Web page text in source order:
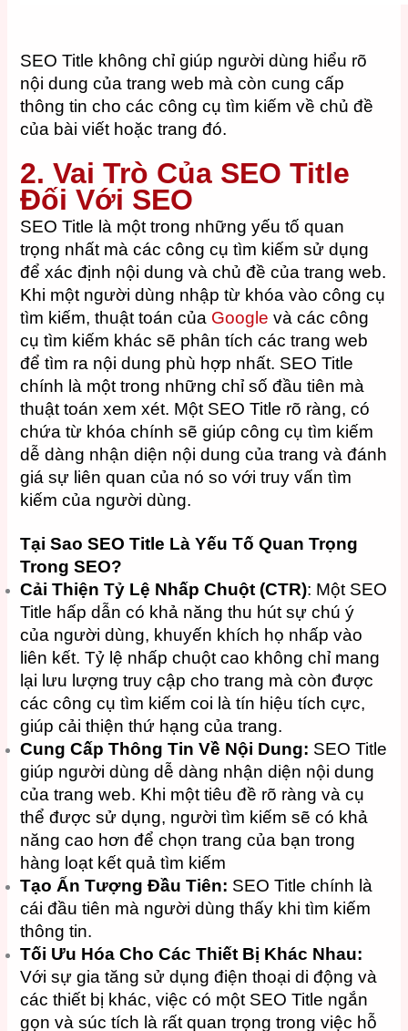
SEO Title không chỉ giúp người dùng hiểu rõ
nội dung của trang web mà còn cung cấp
thông tin cho các công cụ tìm kiếm về chủ đề
của bài viết hoặc trang đó.
2. Vai Trò Của SEO Title
Đối Với SEO
SEO Title là một trong những yếu tố quan
trọng nhất mà các công cụ tìm kiếm sử dụng
để xác định nội dung và chủ đề của trang web.
Khi một người dùng nhập từ khóa vào công cụ
tìm kiếm, thuật toán của Google và các công
cụ tìm kiếm khác sẽ phân tích các trang web
để tìm ra nội dung phù hợp nhất. SEO Title
chính là một trong những chỉ số đầu tiên mà
thuật toán xem xét. Một SEO Title rõ ràng, có
chứa từ khóa chính sẽ giúp công cụ tìm kiếm
dễ dàng nhận diện nội dung của trang và đánh
giá sự liên quan của nó so với truy vấn tìm
kiếm của người dùng.
Tại Sao SEO Title Là Yếu Tố Quan Trọng
Trong SEO?
Cải Thiện Tỷ Lệ Nhấp Chuột (CTR): Một SEO
Title hấp dẫn có khả năng thu hút sự chú ý
của người dùng, khuyến khích họ nhấp vào
liên kết. Tỷ lệ nhấp chuột cao không chỉ mang
lại lưu lượng truy cập cho trang mà còn được
các công cụ tìm kiếm coi là tín hiệu tích cực,
giúp cải thiện thứ hạng của trang.
Cung Cấp Thông Tin Về Nội Dung: SEO Title
giúp người dùng dễ dàng nhận diện nội dung
của trang web. Khi một tiêu đề rõ ràng và cụ
thể được sử dụng, người tìm kiếm sẽ có khả
năng cao hơn để chọn trang của bạn trong
hàng loạt kết quả tìm kiếm
Tạo Ấn Tượng Đầu Tiên: SEO Title chính là
cái đầu tiên mà người dùng thấy khi tìm kiếm
thông tin.
Tối Ưu Hóa Cho Các Thiết Bị Khác Nhau:
Với sự gia tăng sử dụng điện thoại di động và
các thiết bị khác, việc có một SEO Title ngắn
gọn và súc tích là rất quan trọng trong việc hỗ